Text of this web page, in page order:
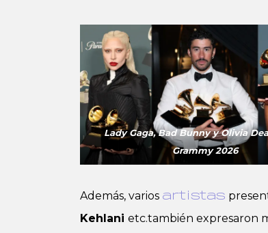
Lady Gaga, Bad Bunny y Olivia
Grammy 2026
Además, varios artistas
Kehlani etc.también expresaron